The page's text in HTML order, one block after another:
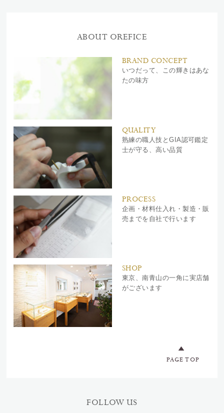
ABOUT OREFICE
BRAND CONCEPT
いつだって、この輝きはあな
たの味方
QUALITY
熟練の職人技とGIA認可鑑定
士が守る、高い品質
PROCESS
企画・材料仕入れ・製造・販
売までを自社で行います
SHOP
東京、南青山の一角に実店舗
がございます
PAGE TOP
FOLLOW US